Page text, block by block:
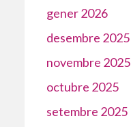
gener 2026
desembre 2025
novembre 2025
octubre 2025
setembre 2025